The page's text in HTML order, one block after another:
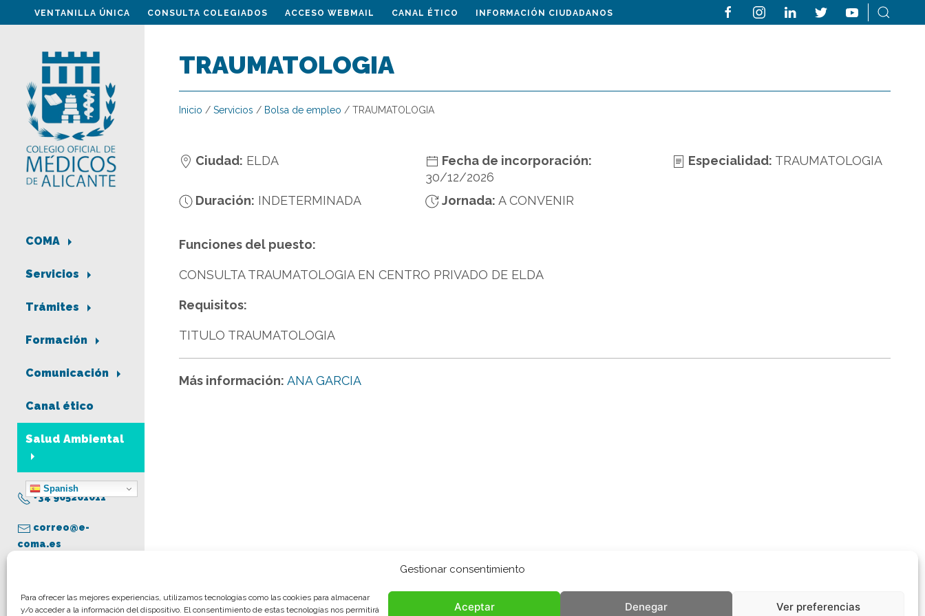
Gestionar consentimiento
Para ofrecer las mejores experiencias, utilizamos tecnologías como las cookies para almacenar
y/o acceder a la información del dispositivo. El consentimiento de estas tecnologías nos permitirá
Aceptar Denegar Ver preferencias
VENTANILLA ÚNICA CONSULTA COLEGIADOS ACCESO WEBMAIL CANAL ÉTICO INFORMACIÓN CIUDADANOS
COMA
Servicios
Trámites
Formación
Comunicación
Canal ético
Salud Ambiental
Spanish
+34 965261011
correo@e-
coma.es
Aviso legal
TRAUMATOLOGIA
Inicio / Servicios / Bolsa de empleo / TRAUMATOLOGIA
Ciudad: ELDA
Fecha de incorporación:
30/12/2026
Especialidad: TRAUMATOLOGIA
Duración: INDETERMINADA Jornada: A CONVENIR
Funciones del puesto:
CONSULTA TRAUMATOLOGIA EN CENTRO PRIVADO DE ELDA
Requisitos:
TITULO TRAUMATOLOGIA
Más información: ANA GARCIA